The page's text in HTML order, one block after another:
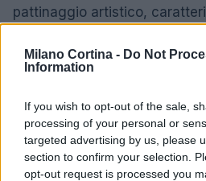
Milano Cortina - Do Not
Information
If you wish to opt-out of the sale,
processing of your personal or
targeted advertising by us, please
section to confirm your selection.
opt-out request is processed you
pattinaggio artistico,
pattinaggio di velocità, fino
di questo sport offre
tratti di pattinatori esperti, sia
pattinaggio su ghiaccio
fonte inesauribile di fascino